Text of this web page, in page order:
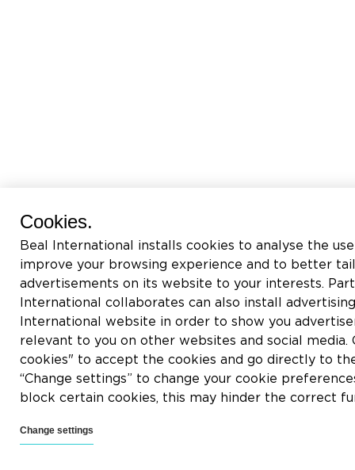
Cookies.
Beal International installs cookies to analyse the
improve your browsing experience and to better
advertisements on its website to your interests.
International collaborates can also install
International website in order to show you
relevant to you on other websites and social media.
cookies" to accept the cookies and go directly to
“Change settings” to change your cookie
block certain cookies, this may hinder the correct
Change settings